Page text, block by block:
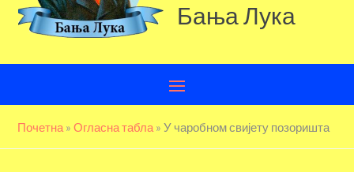
Бања Лука
Почетна »Огласна табла »У чаробном свијету позоришта